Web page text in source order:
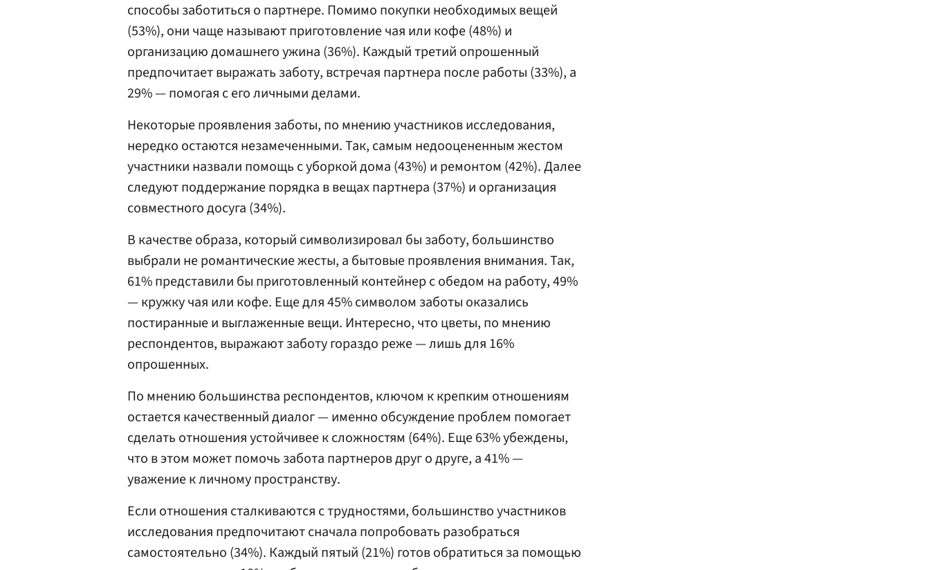
способы заботиться о партнере. Помимо покупки необходимых вещей
(53%), они чаще называют приготовление чая или кофе (48%) и
организацию домашнего ужина (36%). Каждый третий опрошенный
предпочитает выражать заботу, встречая партнера после работы (33%), а
29% — помогая с его личными делами.
Некоторые проявления заботы, по мнению участников исследования,
нередко остаются незамеченными. Так, самым недооцененным жестом
участники назвали помощь с уборкой дома (43%) и ремонтом (42%). Далее
следуют поддержание порядка в вещах партнера (37%) и организация
совместного досуга (34%).
В качестве образа, который символизировал бы заботу, большинство
выбрали не романтические жесты, а бытовые проявления внимания. Так,
61% представили бы приготовленный контейнер с обедом на работу, 49%
— кружку чая или кофе. Еще для 45% символом заботы оказались
постиранные и выглаженные вещи. Интересно, что цветы, по мнению
респондентов, выражают заботу гораздо реже — лишь для 16%
опрошенных.
По мнению большинства респондентов, ключом к крепким отношениям
остается качественный диалог — именно обсуждение проблем помогает
сделать отношения устойчивее к сложностям (64%). Еще 63% убеждены,
что в этом может помочь забота партнеров друг о друге, а 41% —
уважение к личному пространству.
Если отношения сталкиваются с трудностями, большинство участников
исследования предпочитают сначала попробовать разобраться
самостоятельно (34%). Каждый пятый (21%) готов обратиться за помощью